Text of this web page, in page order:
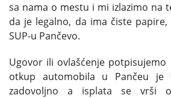
sa nama o mestu i mi izlazimo na
da je legalno, da ima čiste
SUP-u Pančevo.
Ugovor ili ovlašćenje potpisujemo
otkup automobila u Pančeu
zadovoljno a isplata se vrši